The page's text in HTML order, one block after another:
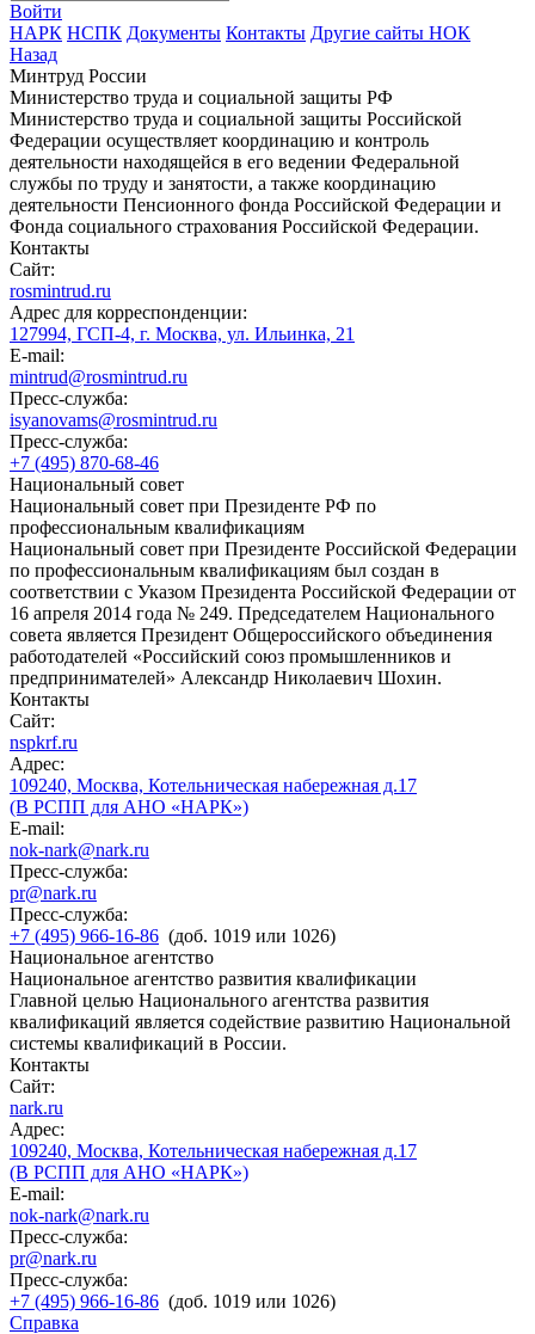
Войти
НАРК НСПК Документы Контакты Другие сайты НОК
Назад
Минтруд России
Министерство труда и социальной защиты РФ
Министерство труда и социальной защиты Российской
Федерации осуществляет координацию и контроль
деятельности находящейся в его ведении Федеральной
службы по труду и занятости, а также координацию
деятельности Пенсионного фонда Российской Федерации и
Фонда социального страхования Российской Федерации.
Контакты
Сайт:
rosmintrud.ru
Адрес для корреспонденции:
127994, ГСП-4, г. Москва, ул. Ильинка, 21
E-mail:
mintrud@rosmintrud.ru
Пресс-служба:
isyanovams@rosmintrud.ru
Пресс-служба:
+7 (495) 870-68-46
Национальный совет
Национальный совет при Президенте РФ по
профессиональным квалификациям
Национальный совет при Президенте Российской Федерации
по профессиональным квалификациям был создан в
соответствии с Указом Президента Российской Федерации от
16 апреля 2014 года № 249. Председателем Национального
совета является Президент Общероссийского объединения
работодателей «Российский союз промышленников и
предпринимателей» Александр Николаевич Шохин.
Контакты
Сайт:
nspkrf.ru
Адрес:
109240, Москва, Котельническая набережная д.17
(В РСПП для АНО «НАРК»)
E-mail:
nok-nark@nark.ru
Пресс-служба:
pr@nark.ru
Пресс-служба:
+7 (495) 966-16-86 (доб. 1019 или 1026)
Национальное агентство
Национальное агентство развития квалификации
Главной целью Национального агентства развития
квалификаций является содействие развитию Национальной
системы квалификаций в России.
Контакты
Сайт:
nark.ru
Адрес:
109240, Москва, Котельническая набережная д.17
(В РСПП для АНО «НАРК»)
E-mail:
nok-nark@nark.ru
Пресс-служба:
pr@nark.ru
Пресс-служба:
+7 (495) 966-16-86 (доб. 1019 или 1026)
Справка